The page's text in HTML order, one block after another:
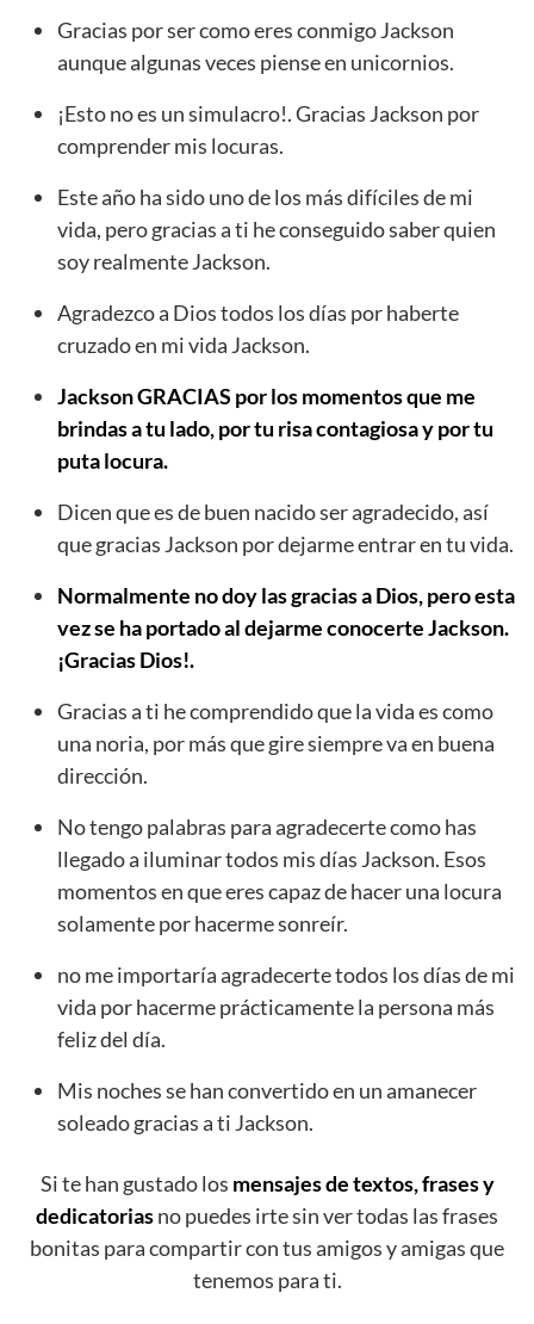
Gracias por ser como eres conmigo Jackson
aunque algunas veces piense en unicornios.
¡Esto no es un simulacro!. Gracias Jackson por
comprender mis locuras.
Este año ha sido uno de los más difíciles de mi
vida, pero gracias a ti he conseguido saber quien
soy realmente Jackson.
Agradezco a Dios todos los días por haberte
cruzado en mi vida Jackson.
Jackson GRACIAS por los momentos que me
brindas a tu lado, por tu risa contagiosa y por tu
puta locura.
Dicen que es de buen nacido ser agradecido, así
que gracias Jackson por dejarme entrar en tu vida.
Normalmente no doy las gracias a Dios, pero esta
vez se ha portado al dejarme conocerte Jackson.
¡Gracias Dios!.
Gracias a ti he comprendido que la vida es como
una noria, por más que gire siempre va en buena
dirección.
No tengo palabras para agradecerte como has
llegado a iluminar todos mis días Jackson. Esos
momentos en que eres capaz de hacer una locura
solamente por hacerme sonreír.
no me importaría agradecerte todos los días de mi
vida por hacerme prácticamente la persona más
feliz del día.
Mis noches se han convertido en un amanecer
soleado gracias a ti Jackson.
Si te han gustado los mensajes de textos, frases y
dedicatoriasno puedes irte sin ver todas las frases
bonitas para compartir con tus amigos y amigas que
tenemos para ti.